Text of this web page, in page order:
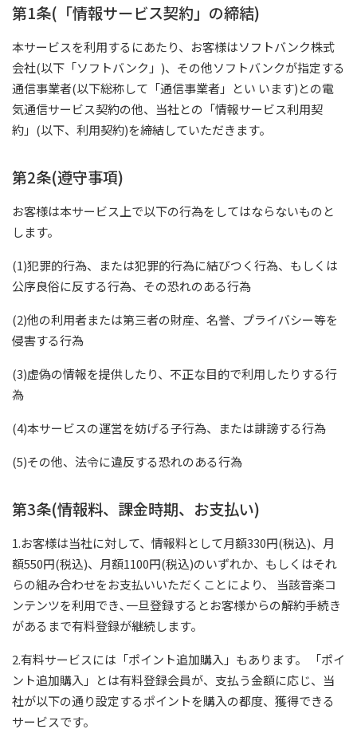
第1条(「情報サービス契約」の締結)
本サービスを利用するにあたり、お客様はソフトバンク株式
会社(以下「ソフトバンク」)、その他ソフトバンクが指定する
通信事業者(以下総称して「通信事業者」とい います)との電
気通信サービス契約の他、当社との「情報サービス利用契
約」(以下、利用契約)を締結していただきます。
第2条(遵守事項)
お客様は本サービス上で以下の行為をしてはならないものと
します。
(1)犯罪的行為、または犯罪的行為に結びつく行為、もしくは
公序良俗に反する行為、その恐れのある行為
(2)他の利用者または第三者の財産、名誉、プライバシー等を
侵害する行為
(3)虚偽の情報を提供したり、不正な目的で利用したりする行
為
(4)本サービスの運営を妨げる子行為、または誹謗する行為
(5)その他、法令に違反する恐れのある行為
第3条(情報料、課金時期、お支払い)
1.お客様は当社に対して、情報料として月額330円(税込)、月
額550円(税込)、月額1100円(税込)のいずれか、もしくはそれ
らの組み合わせをお支払いいただくことにより、 当該音楽コ
ンテンツを利用でき､一旦登録するとお客様からの解約手続き
があるまで有料登録が継続します。
2.有料サービスには「ポイント追加購入」もあります。 「ポイ
ント追加購入」とは有料登録会員が、支払う金額に応じ、当
社が以下の通り設定するポイントを購入の都度、獲得できる
サービスです。